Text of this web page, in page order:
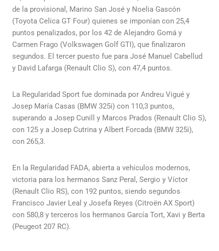
de la provisional, Marino San José y Noelia Gascón
(Toyota Celica GT Four) quienes se imponían con 25,4
puntos penalizados, por los 42 de Alejandro Gomá y
Carmen Frago (Volkswagen Golf GTI), que finalizaron
segundos. El tercer puesto fue para José Manuel Cabellud
y David Lafarga (Renault Clio S), con 47,4 puntos.
La Regularidad Sport fue dominada por Andreu Vigué y
Josep María Casas (BMW 325i) con 110,3 puntos,
superando a Josep Cunill y Marcos Prados (Renault Clio S),
con 125 y a Josep Cutrina y Albert Forcada (BMW 325i),
con 265,3.
En la Regularidad FADA, abierta a vehículos modernos,
victoria para los hermanos Sanz Peral, Sergio y Víctor
(Renault Clio RS), con 192 puntos, siendo segundos
Francisco Javier Leal y Josefa Reyes (Citroën AX Sport)
con 580,8 y terceros los hermanos García Tort, Xavi y Berta
(Peugeot 207 RC).